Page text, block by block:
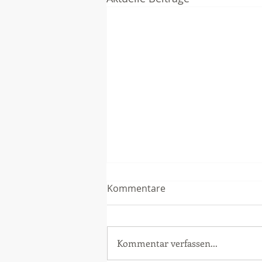
Kommentare
Kommentar verfassen...